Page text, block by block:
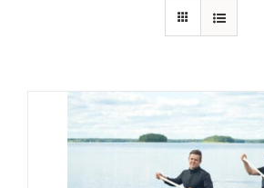
Valmistajat
Rahoitus